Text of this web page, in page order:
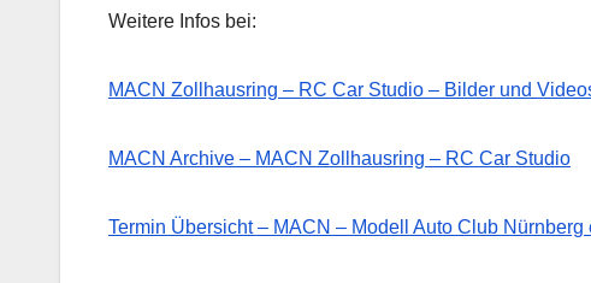
Weitere Infos bei:
MACN Zollhausring – RC Car Studio – Bilder und
MACN Archive – MACN Zollhausring – RC Car Studio
Termin Übersicht – MACN – Modell Auto Club Nürnberg